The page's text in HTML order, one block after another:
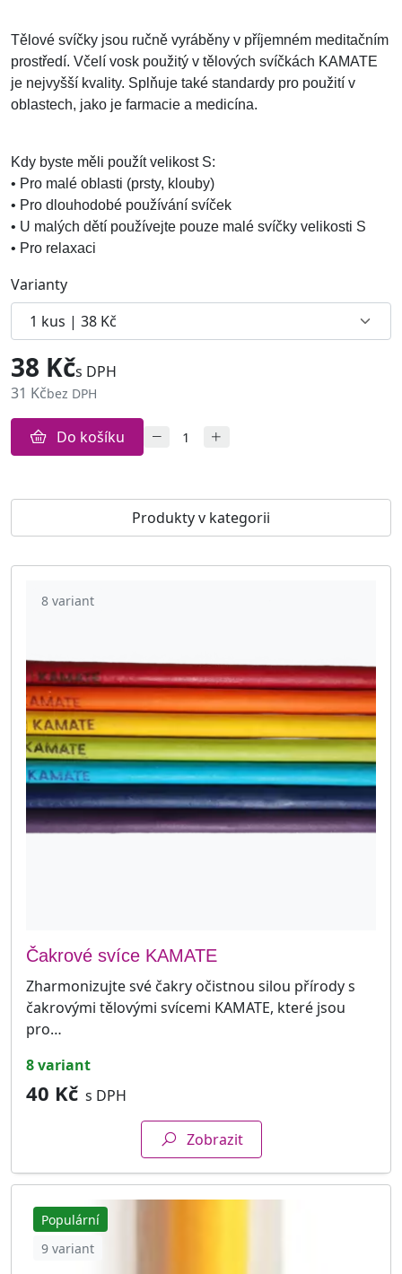
Tělové svíčky jsou ručně vyráběny v příjemném meditačním
prostředí. Včelí vosk použitý v tělových svíčkách KAMATE
je nejvyšší kvality. Splňuje také standardy pro použití v
oblastech, jako je farmacie a medicína.
Kdy byste měli použít velikost S:
• Pro malé oblasti (prsty, klouby)
• Pro dlouhodobé používání svíček
• U malých dětí používejte pouze malé svíčky velikosti S
• Pro relaxaci
Varianty
38 Kčs DPH
31 Kčbez DPH
Do košíku
Produkty v kategorii
8 variant
Čakrové svíce KAMATE
Zharmonizujte své čakry očistnou silou přírody s
čakrovými tělovými svícemi KAMATE, které jsou
pro…
8 variant
40 Kč s DPH
Zobrazit
Populární
9 variant